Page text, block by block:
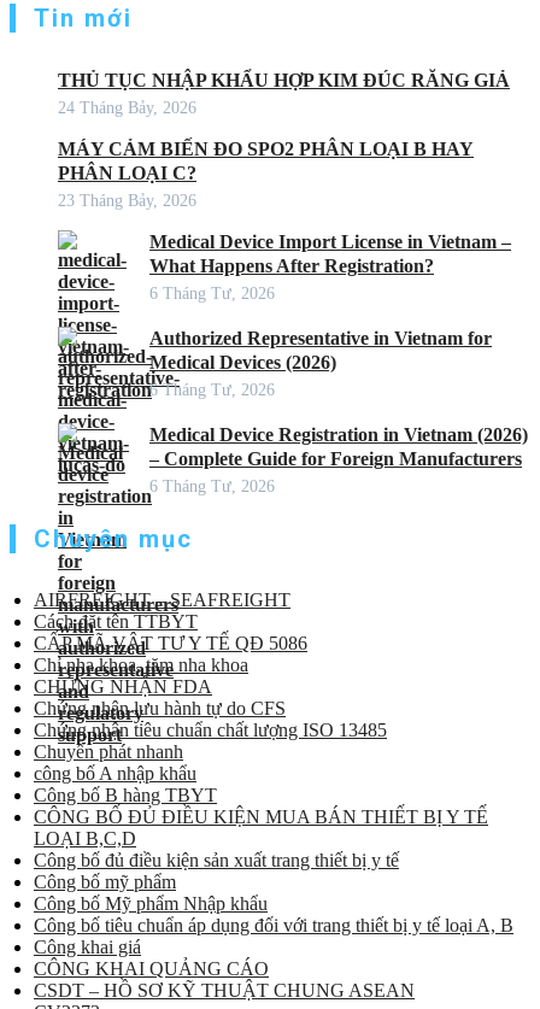
Tin mới
THỦ TỤC NHẬP KHẨU HỢP KIM ĐÚC RĂNG GIẢ
24 Tháng Bảy, 2026
MÁY CẢM BIẾN ĐO SPO2 PHÂN LOẠI B HAY
PHÂN LOẠI C?
23 Tháng Bảy, 2026
Medical Device Import License in Vietnam –
What Happens After Registration?
6 Tháng Tư, 2026
Authorized Representative in Vietnam for
Medical Devices (2026)
6 Tháng Tư, 2026
Medical Device Registration in Vietnam (2026)
– Complete Guide for Foreign Manufacturers
6 Tháng Tư, 2026
Chuyên mục
AIRFREIGHT – SEAFREIGHT
Cách đặt tên TTBYT
CẤP MÃ VẬT TƯ Y TẾ QĐ 5086
Chỉ nha khoa, tăm nha khoa
CHỨNG NHẬN FDA
Chứng nhận lưu hành tự do CFS
Chứng nhận tiêu chuẩn chất lượng ISO 13485
Chuyển phát nhanh
công bố A nhập khẩu
Công bố B hàng TBYT
CÔNG BỐ ĐỦ ĐIỀU KIỆN MUA BÁN THIẾT BỊ Y TẾ
LOẠI B,C,D
Công bố đủ điều kiện sản xuất trang thiết bị y tế
Công bố mỹ phẩm
Công bố Mỹ phẩm Nhập khẩu
Công bố tiêu chuẩn áp dụng đối với trang thiết bị y tế loại A, B
Công khai giá
CÔNG KHAI QUẢNG CÁO
CSDT – HỒ SƠ KỸ THUẬT CHUNG ASEAN